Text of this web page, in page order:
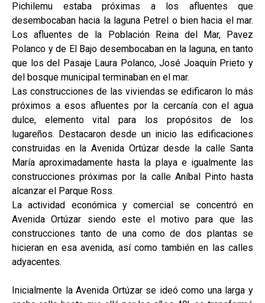
Pichilemu estaba próximas a los afluentes que
desembocaban hacia la laguna Petrel o bien hacia el mar.
Los afluentes de la Población Reina del Mar, Pavez
Polanco y de El Bajo desembocaban en la laguna, en tanto
que los del Pasaje Laura Polanco, José Joaquín Prieto y
del bosque municipal terminaban en el mar.
Las construcciones de las viviendas se edificaron lo más
próximos a esos afluentes por la cercanía con el agua
dulce, elemento vital para los propósitos de los
lugareños. Destacaron desde un inicio las edificaciones
construidas en la Avenida Ortúzar desde la calle Santa
María aproximadamente hasta la playa e igualmente las
construcciones próximas por la calle Aníbal Pinto hasta
alcanzar el Parque Ross.
La actividad económica y comercial se concentró en
Avenida Ortúzar siendo este el motivo para que las
construcciones tanto de una como de dos plantas se
hicieran en esa avenida, así como también en las calles
adyacentes.
Inicialmente la Avenida Ortúzar se ideó como una larga y